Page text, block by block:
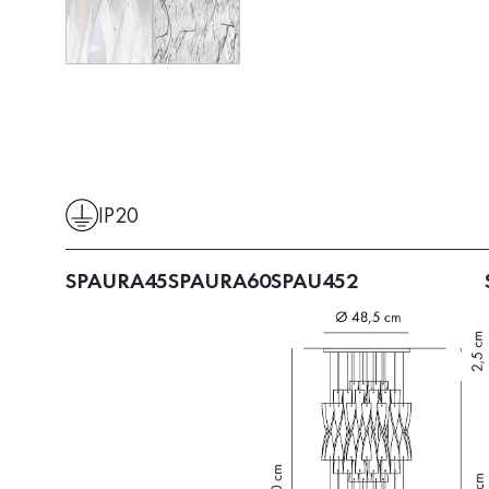
IP20
SPAURA45SPAURA60SPAU452